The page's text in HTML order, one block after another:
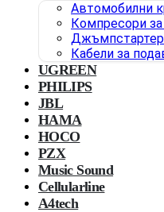
Автомобилни
Компресори
Кабели за
UGREEN
PHILIPS
JBL
HAMA
HOCO
PZX
Music Sound
Cellularline
A4tech